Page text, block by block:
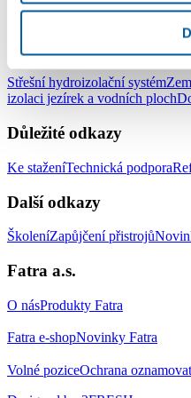
LinkedIn Facebook
Produkty
Střešní hydroizolační systém
izolaci jezírek a vodních ploch
Důležité odkazy
Ke staženíTechnická podpora
Další odkazy
ŠkoleníZapůjčení přistrojů
Fatra a.s.
O násProdukty Fatra
Fatra e-shopNovinky Fatra
Volné poziceOchrana